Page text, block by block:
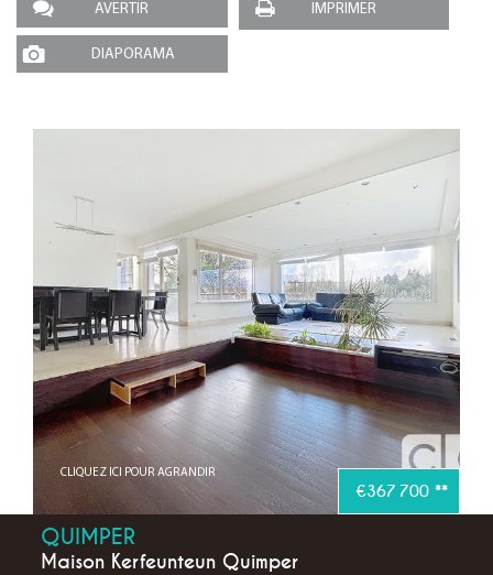
AVERTIR IMPRIMER
DIAPORAMA
CLIQUEZ ICI POUR AGRANDIR
€367 700 **
QUIMPER
Maison Kerfeunteun Quimper